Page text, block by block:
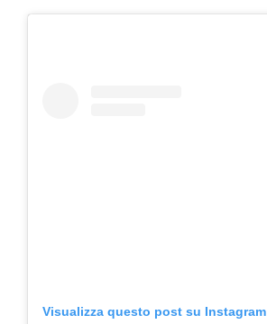
Visualizza questo post su Instagram